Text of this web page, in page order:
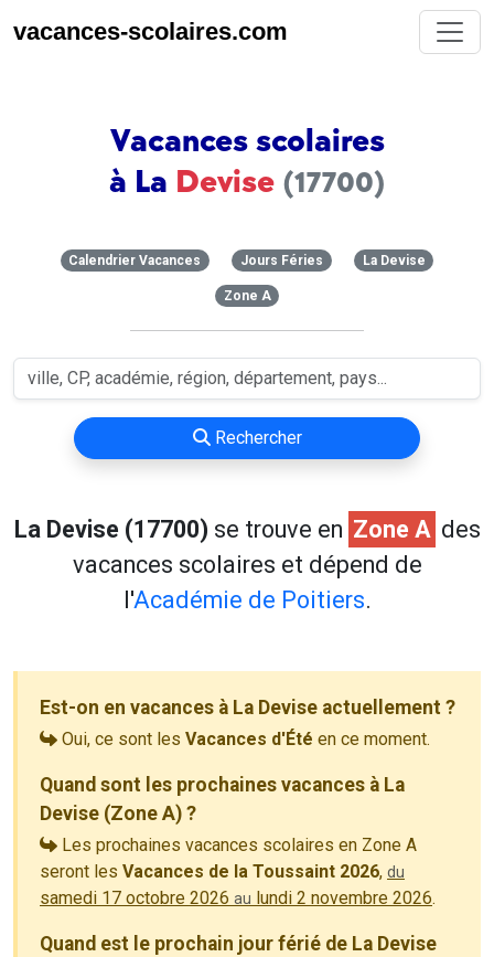
vacances-scolaires.com
Vacances scolaires
à La Devise (17700)
Calendrier Vacances Jours Féries La Devise
Zone A
Rechercher
La Devise (17700) se trouve en Zone A des
vacances scolaires et dépend de
l'Académie de Poitiers.
Est-on en vacances à La Devise actuellement ?
Oui, ce sont les Vacances d'Été en ce moment.
Quand sont les prochaines vacances à La
Devise (Zone A) ?
Les prochaines vacances scolaires en Zone A
seront les Vacances de la Toussaint 2026, du
samedi 17 octobre 2026 au lundi 2 novembre 2026.
Quand est le prochain jour férié de La Devise